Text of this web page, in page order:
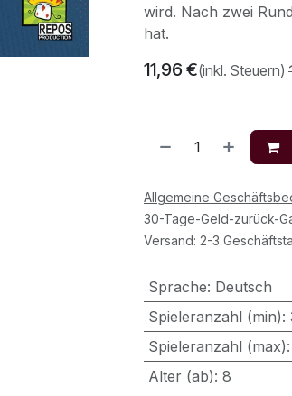
wird. Nach zwei
hat.
11,96 €(inkl. Steuern)
Allgemeine
30-Tage-Geld-zurück-
Versand: 2-3
Sprache: Deutsch
Spieleranzahl (min):
Spieleranzahl (max):
Alter (ab): 8